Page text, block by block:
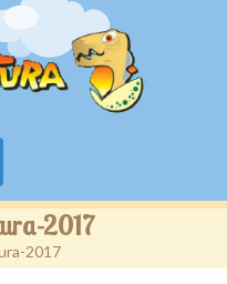
2017
2017